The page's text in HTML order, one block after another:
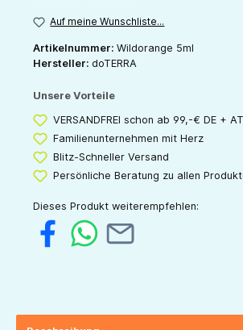
Auf meine Wunschliste...
Artikelnummer: Wildorange 5ml
Hersteller: doTERRA
Unsere Vorteile
VERSANDFREI schon ab 99,-€ DE + AT
Familienunternehmen mit Herz
Blitz-Schneller Versand
Persönliche Beratung zu allen
Dieses Produkt weiterempfehlen: